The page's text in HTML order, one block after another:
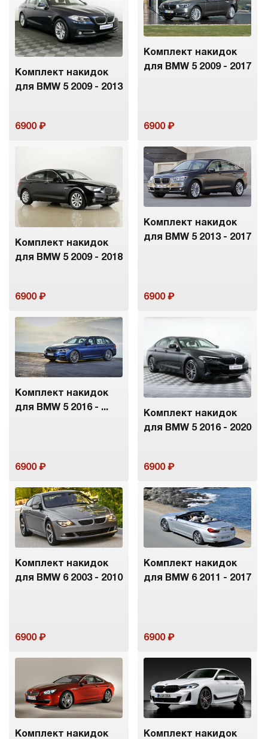
Комплект накидок
для BMW 5 2009 - 2013
6900
Комплект накидок
для BMW 5 2009 - 2017
6900
Комплект накидок
для BMW 5 2009 - 2018
6900
Комплект накидок
для BMW 5 2013 - 2017
6900
Комплект накидок
для BMW 5 2016 - ...
6900
Комплект накидок
для BMW 5 2016 - 2020
6900
Комплект накидок
для BMW 6 2003 - 2010
6900
Комплект накидок
для BMW 6 2011 - 2017
6900
Комплект накидок
Комплект накидок